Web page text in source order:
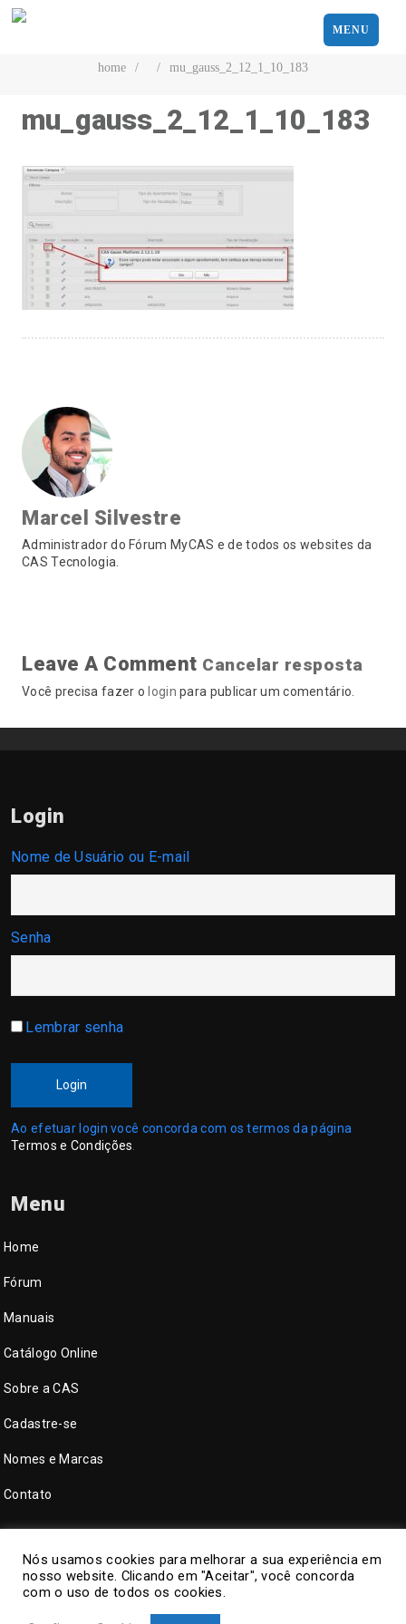
MENU
home / / mu_gauss_2_12_1_10_183
mu_gauss_2_12_1_10_183
Marcel Silvestre
Administrador do Fórum MyCAS e de todos os websites da
CAS Tecnologia.
Leave A Comment Cancelar resposta
Você precisa fazer o login para publicar um comentário.
Login
Nome de Usuário ou E-mail
Senha
Lembrar senha
Login
Ao efetuar login você concorda com os termos da página
Termos e Condições
Menu
Home
Fórum
Manuais
Catálogo Online
Sobre a CAS
Cadastre-se
Nomes e Marcas
Contato
Nós usamos cookies para melhorar a sua experiência em
nosso website. Clicando em "Aceitar", você concorda
com o uso de todos os cookies.